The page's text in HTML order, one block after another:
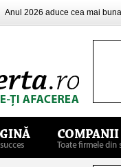
Anul 2026 aduce cea mai buna